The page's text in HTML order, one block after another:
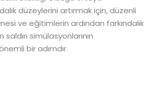
düzeylerini artırmak için, düzenli
ve eğitimlerin ardından farkındalık
simülasyonlarının
bir adımdır.